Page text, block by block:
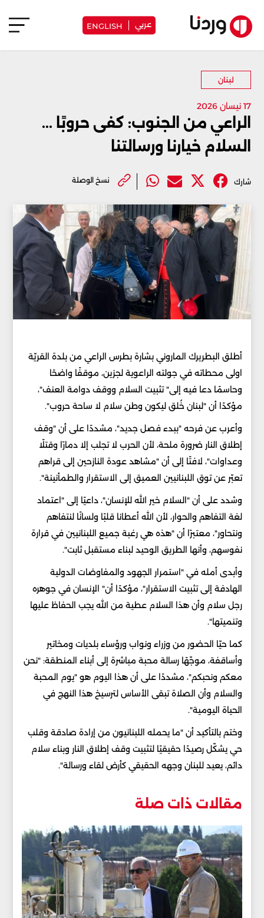
عربي ENGLISH
لبنان
17 نيسان 2026
الراعي من الجنوب: كفى حروبًا ...
السلام خيارنا ورسالتنا
شارك نسخ الوصلة
أطلق البطريرك الماروني بشارة بطرس الراعي من بلدة القريّة
اولى محطاته في جولته الراعوية لجزين، موقفًا واضحًا
وحاسمًا دعا فيه إلى" تثبيت السلام ووقف دوامة العنف"،
مؤكدًا أن "لبنان خُلق ليكون وطن سلام لا ساحة حروب".
وأعرب عن فرحه "ببدء فصل جديد"، مشددًا على أن "وقف
إطلاق النار ضرورة ملحة، لأن الحرب لا تجلب إلا دمارًا وقتلًا
وعداوات"، لافتًا إلى أن "مشاهد عودة النازحين إلى قراهم
تعبّر عن توق اللبنانيين العميق إلى الاستقرار والطمأنينة".
وشدد على أن "السلام خير الله للإنسان"، داعيًا إلى "اعتماد
لغة التفاهم والحوار، لأن الله أعطانا قلبًا ولسانًا لنتفاهم
ونتحاور"، معتبرًا أن "هذه هي رغبة جميع اللبنانيين في قرارة
نفوسهم، وأنها الطريق الوحيد لبناء مستقبل ثابت".
وأبدى أمله في "استمرار الجهود والمفاوضات الدولية
الهادفة إلى تثبيت الاستقرار"، مؤكدًا أن" الإنسان في جوهره
رجل سلام وأن هذا السلام عطية من الله يجب الحفاظ عليها
وتنميتها".
كما حيّا الحضور من وزراء ونواب ورؤساء بلديات ومخاتير
وأساقفة، موجّهًا رسالة محبة مباشرة إلى أبناء المنطقة: "نحن
معكم ونحبكم"، مشددًا على أن هذا اليوم هو "يوم المحبة
والسلام وأن الصلاة تبقى الأساس لترسيخ هذا النهج في
الحياة اليومية".
وختم بالتأكيد أن "ما يحمله اللبنانيون من إرادة صادقة وقلب
حي يشكّل رصيدًا حقيقيًا لتثبيت وقف إطلاق النار وبناء سلام
دائم، يعيد للبنان وجهه الحقيقي كأرض لقاء ورسالة".
مقالات ذات صلة